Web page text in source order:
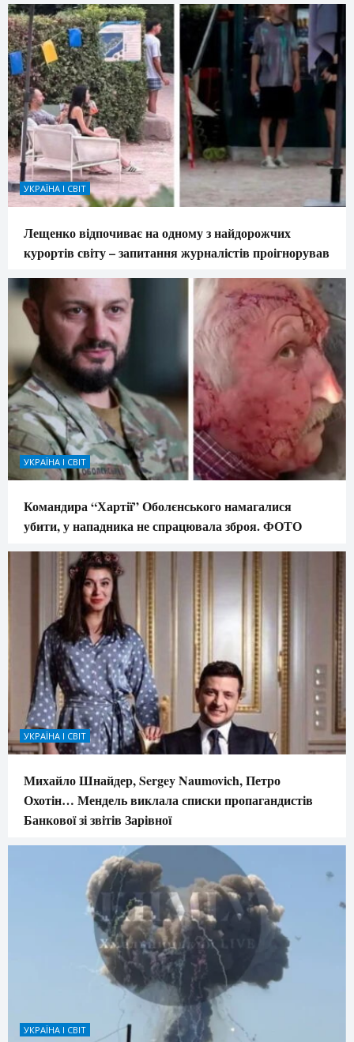
УКРАЇНА І СВІТ
Лещенко відпочиває на одному з найдорожчих
курортів світу – запитання журналістів проігнорував
УКРАЇНА І СВІТ
Командира “Хартії” Оболєнського намагалися
убити, у нападника не спрацювала зброя. ФОТО
УКРАЇНА І СВІТ
Михайло Шнайдер, Sergey Naumovich, Петро
Охотін… Мендель виклала списки пропагандистів
Банкової зі звітів Зарівної
УКРАЇНА І СВІТ